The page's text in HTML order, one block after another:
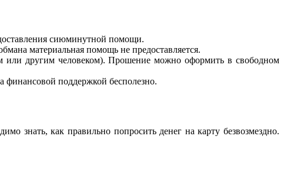
сиюминутной помощи.
материальная помощь не предоставляется.
или другим человеком). Прошение можно оформить в свободном
финансовой поддержкой бесполезно.
знать, как правильно попросить денег на карту безвозмездно.